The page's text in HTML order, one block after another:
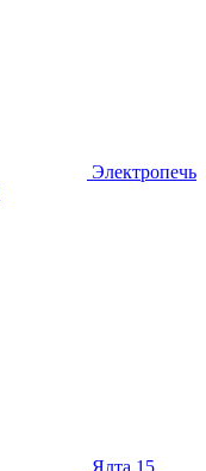
Электропечь
Ялта 15